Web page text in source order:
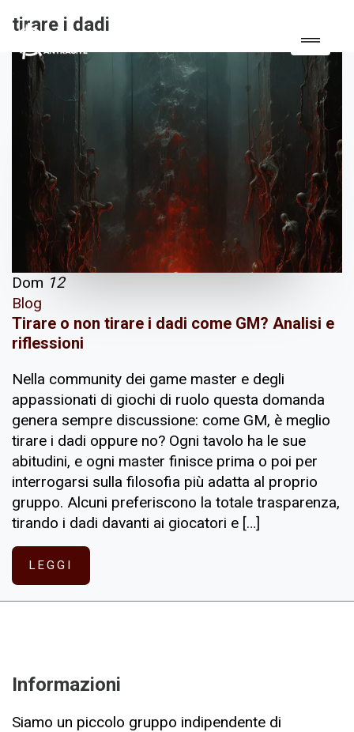
tirare i dadi
Dom 12
Blog
Tirare o non tirare i dadi come GM? Analisi e
riflessioni
Nella community dei game master e degli
appassionati di giochi di ruolo questa domanda
genera sempre discussione: come GM, è meglio
tirare i dadi oppure no? Ogni tavolo ha le sue
abitudini, e ogni master finisce prima o poi per
interrogarsi sulla filosofia più adatta al proprio
gruppo. Alcuni preferiscono la totale trasparenza,
tirando i dadi davanti ai giocatori e […]
LEGGI
Informazioni
Siamo un piccolo gruppo indipendente di